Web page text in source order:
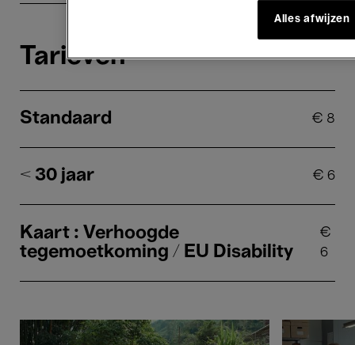
Tarieven
Standaard € 8
< 30 jaar € 6
Kaart : Verhoogde
tegemoetkoming / EU Disability
€
6
Alles afwijzen